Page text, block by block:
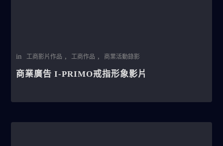
in 工商影片作品 , 工商作品 , 商業活動錄影
商業廣告 I-PRIMO戒指形象影片